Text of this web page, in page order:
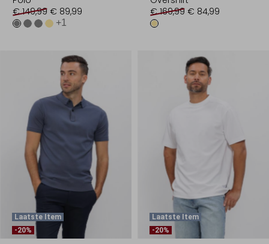
€ 149,99 € 89,99
+1
€ 169,99 € 84,99
Laatste Item
-20%
Laatste Item
-20%